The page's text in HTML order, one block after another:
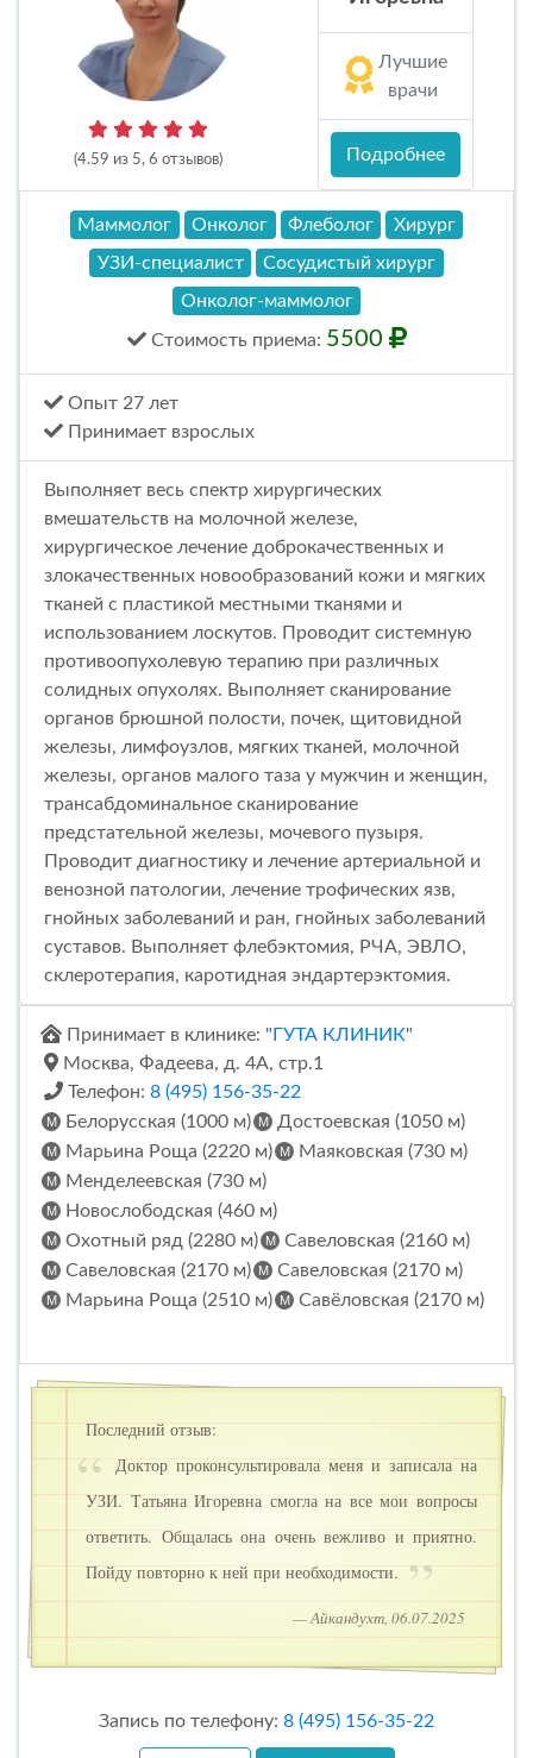
(4.59 из 5, 6 отзывов)
Лучшие
врачи
Подробнее
Маммолог Онколог Флеболог
Хирург
УЗИ-специалист
Сосудистый хирург
Онколог-маммолог
Стоимость приема: 5500
Опыт 27 лет
Принимает взрослых
Выполняет весь спектр хирургических
вмешательств на молочной железе,
хирургическое лечение доброкачественных и
злокачественных новообразований кожи и мягких
тканей с пластикой местными тканями и
использованием лоскутов. Проводит системную
противоопухолевую терапию при различных
солидных опухолях. Выполняет сканирование
органов брюшной полости, почек, щитовидной
железы, лимфоузлов, мягких тканей, молочной
железы, органов малого таза у мужчин и женщин,
трансабдоминальное сканирование
предстательной железы, мочевого пузыря.
Проводит диагностику и лечение артериальной и
венозной патологии, лечение трофических язв,
гнойных заболеваний и ран, гнойных заболеваний
суставов. Выполняет флебэктомия, РЧА, ЭВЛО,
склеротерапия, каротидная эндартерэктомия.
Принимает в клинике: " ГУТА КЛИНИК"
Москва, Фадеева, д. 4А, стр.1
Телефон: 8 (495) 156-35-22
Белорусская (1000 м)
Достоевская (1050 м)
Марьина Роща (2220 м)
Маяковская (730 м)
Менделеевская (730 м)
Новослободская (460 м)
Охотный ряд (2280 м)
Савеловская (2160 м)
Савеловская (2170 м)
Савеловская (2170 м)
Марьина Роща (2510 м)
Савёловская (2170 м)
Последний отзыв:
Доктор проконсультировала меня и записала на
УЗИ. Татьяна Игоревна смогла на все мои вопросы
ответить. Общалась она очень вежливо и приятно.
Пойду повторно к ней при необходимости.
— Айкандухт, 06.07.2025
Запись по телефону: 8 (495) 156-35-22